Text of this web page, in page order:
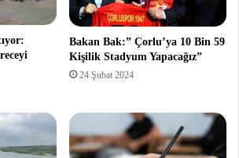
Bakan Bak:” Çorlu’ya 10 Bin 59
Kişilik Stadyum Yapacağız”
24 Şubat 2024